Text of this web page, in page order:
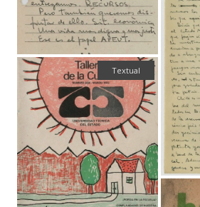
Textual